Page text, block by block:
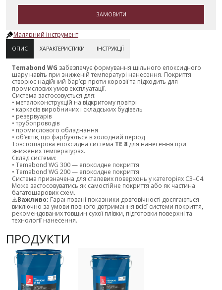
ЗАМОВИТИ
Малярний інструмент
ОПИС ХАРАКТЕРИСТИКИ ІНСТРУКЦІЇ
Temabond WG забезпечує формування щільного епоксидного
шару навіть при зниженій температурі нанесення. Покриття
створює надійний бар’єр проти корозії та підходить для
промислових умов експлуатації.
Система застосовується для:
• металоконструкцій на відкритому повітрі
• каркасів виробничих і складських будівель
• резервуарів
• трубопроводів
• промислового обладнання
• об’єктів, що фарбуються в холодний період
Товстошарова епоксидна система TE 8 для нанесення при
знижених температурах.
Склад системи:
• Temabond WG 300 — епоксидне покриття
• Temabond WG 200 — епоксидне покриття
Система призначена для сталевих поверхонь у категоріях C3–C4.
Може застосовуватись як самостійне покриття або як частина
багатошарових схем.
⚠️Важливо: Гарантовані показники довговічності досягаються
виключно за умови повного дотримання всієї системи покриття,
рекомендованих товщин сухої плівки, підготовки поверхні та
технології нанесення.
ПРОДУКТИ